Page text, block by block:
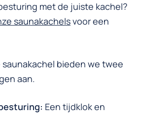
met de juiste kachel?
saunakachelsvoor een
bieden we twee
aan.
Een tijdklok en